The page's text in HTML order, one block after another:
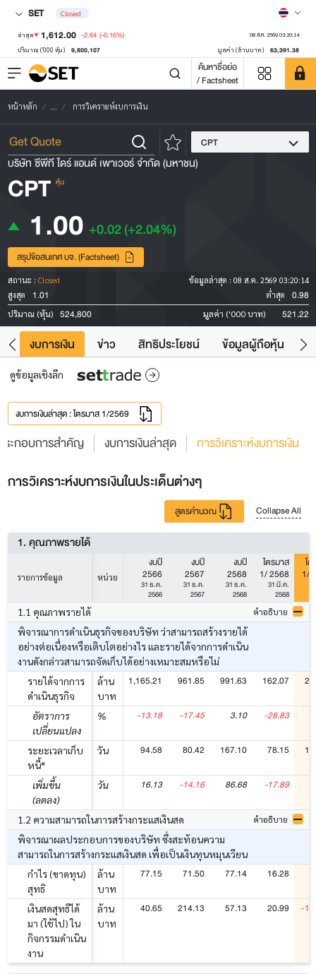
SET Closed
ล่าสุด 1,612.00 -2.64 (-0.16%) 08 ส.ค. 2569 03:20:14
ปริมาณ ('000 หุ้น) 9,800,107 มูลค่า (ล้านบาท) 63,391.38
ค้นหาชื่อย่อ
/ Factsheet
หน้าหลัก ... การวิเคราะห์งบการเงิน
CPT
บริษัท ซีพีที ไดร์ แอนด์ เพาเวอร์ จำกัด (มหาชน)
CPT หุ้น
1.00 +0.02(+2.04%)
สรุปข้อสนเทศ บจ. (Factsheet)
สถานะ : Closed ข้อมูลล่าสุด : 08 ส.ค. 2569 03:20:14
สูงสุด
1.01 ต่ำสุด 0.98
ปริมาณ (หุ้น) 524,800 มูลค่า ('000 บาท) 521.22
งบการเงิน ข่าว สิทธิประโยชน์ ข้อมูลผู้ถือหุ้น
ดูข้อมูลเชิงลึก
งบการเงินล่าสุด : ไตรมาส 1/2569
ะกอบการสำคัญ งบการเงินล่าสุด การวิเคราะห์งบการเงิน
การวิเคราะห์งบการเงินในประเด็นต่างๆ
สูตรคำนวณ Collapse All
1. คุณภาพรายได้
รายการข้อมูล หน่วย
งบปี
2566
31 ธ.ค.
2566
งบปี
2567
31 ธ.ค.
2567
งบปี
2568
31 ธ.ค.
2568
ไตรมาส
1/ 2568
31 มี.ค.
2568
ไ
1/
1.1 คุณภาพรายได้ คำอธิบาย
พิจารณาการดำเนินธุรกิจของบริษัท ว่าสามารถสร้างรายได้
อย่างต่อเนื่องหรือเติบโตอย่างไร และรายได้จากการดำเนิน
งานดังกล่าวสามารถจัดเก็บได้อย่างเหมาะสมหรือไม่
รายได้จากการ
ดำเนินธุรกิจ
ล้าน
บาท
1,165.21 961.85 991.63 162.07
อัตราการ
เปลี่ยนแปลง
% -13.18 -17.45 3.10 -28.83
ระยะเวลาเก็บ
หนี้*
วัน 94.58 80.42 167.10 78.15
เพิ่มขึ้น
(ลดลง)
วัน 16.13 -14.16 86.68 -17.89
1.2 ความสามารถในการสร้างกระแสเงินสด คำอธิบาย
พิจารณาผลประกอบการของบริษัท ซึ่งสะท้อนความ
สามารถในการสร้างกระแสเงินสด เพื่อเป็นเงินทุนหมุนเวียน
กำไร (ขาดทุน)
สุทธิ
ล้าน
บาท
77.15 71.50 77.14 16.28
เงินสดสุทธิได้
มา (ใช้ไป) ใน
กิจกรรมดำเนิน
งาน
ล้าน
บาท
40.65 214.13 57.13 20.99 -